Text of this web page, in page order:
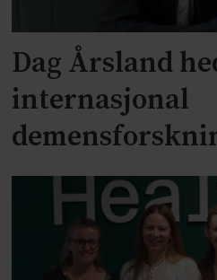
Dag Årsland
internasjonal